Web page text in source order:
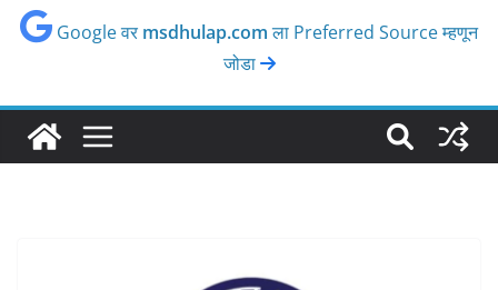
Google वर msdhulap.comला Preferred Source म्हणून
जोडा